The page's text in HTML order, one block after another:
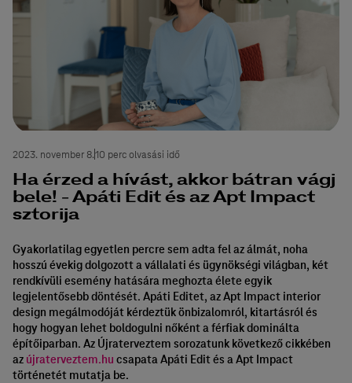
Ha érzed a hívást, akkor bátran vágj
bele! - Apáti Edit és az Apt Impact
sztorija
2023. november 8.10 perc olvasási idő
Gyakorlatilag egyetlen percre sem adta fel az álmát, noha
hosszú évekig dolgozott a vállalati és ügynökségi világban, két
rendkívüli esemény hatására meghozta élete egyik
legjelentősebb döntését. Apáti Editet, az Apt Impact interior
design megálmodóját kérdeztük önbizalomról, kitartásról és
hogy hogyan lehet boldogulni nőként a férfiak dominálta
építőiparban. Az Újraterveztem sorozatunk következő cikkében
az újraterveztem.hu csapata Apáti Edit és a Apt Impact
történetét mutatja be.